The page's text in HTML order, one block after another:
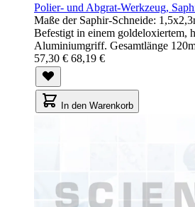
Polier- und Abgrat-Werkzeug,
Maße der Saphir-Schneide:
Befestigt in einem goldeloxiertem,
Aluminiumgriff. Gesamtlänge
57,30 € 68,19 €
In den Warenkorb